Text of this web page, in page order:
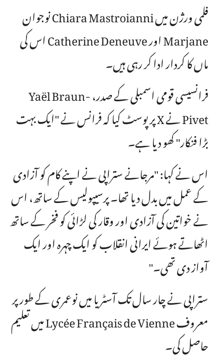
فلمی ورژن میں Chiara Mastroianni نوجوان
Marjane اور Catherine Deneuve اس کی
ماں کا کردار ادا کر رہی ہیں۔
فرانسیسی قومی اسمبلی کے صدر، Yaël Braun-
Pivet نے X پر پوسٹ کیا کہ فرانس نے "ایک بہت
بڑا فنکار" کھو دیا ہے۔
اس نے کہا: "مرجانے ستراپی نے اپنے کام کو آزادی
کے عمل میں بدل دیا تھا۔ پرسیپولیس کے ساتھ، اس
نے خواتین کی آزادی اور وقار کی لڑائی کو فخر کے ساتھ
اٹھاتے ہوئے ایرانی انقلاب کو ایک چہرہ اور ایک
آواز دی تھی۔"
ستراپی نے چار سال تک آسٹریا میں نوعمری کے طور پر
معروف Lycée Français de Vienne میں تعلیم
حاصل کی۔